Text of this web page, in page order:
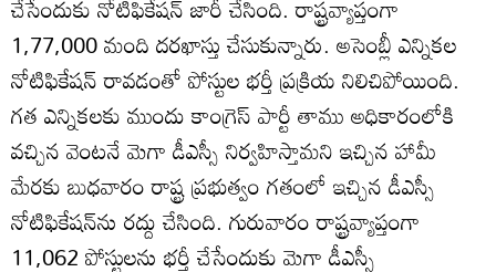
1,77,000 మంది దరఖాస్తు చేసుకున్నారు. అసెంబ్లీ ఎన్నికల
నోటిఫికేషన్‌ రావడంతో పోస్టుల భర్తీ ప్రక్రియ నిలిచిపోయింది.
గత ఎన్నికలకు ముందు కాంగ్రెస్‌ పార్టీ తాము అధికారంలోకి
వచ్చిన వెంటనే మెగా డీఎస్సీ నిర్వహిస్తామని ఇచ్చిన హామీ
మేరకు బుధవారం రాష్ట్ర ప్రభుత్వం గతంలో ఇచ్చిన డీఎస్సీ
నోటిఫికేషన్‌ను రద్దు చేసింది. గురువారం రాష్ట్రవ్యాప్తంగా
11,062 పోస్టులను భర్తీ చేసేందుకు మెగా డీఎస్సీ